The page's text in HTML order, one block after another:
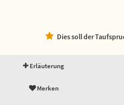
Dies soll der
Erläuterung
Merken